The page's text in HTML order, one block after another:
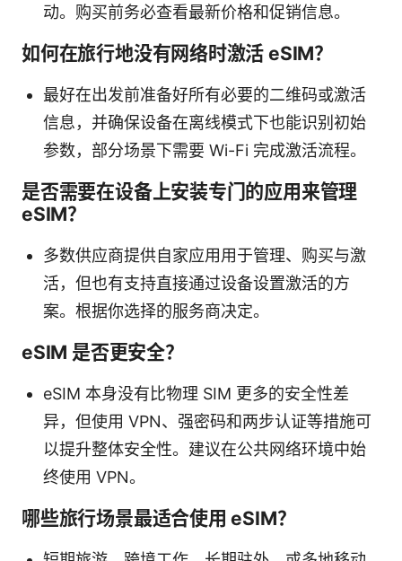
动。购买前务必查看最新价格和促销信息。
如何在旅行地没有网络时激活 eSIM？
最好在出发前准备好所有必要的二维码或激活
信息，并确保设备在离线模式下也能识别初始
参数，部分场景下需要 Wi-Fi 完成激活流程。
是否需要在设备上安装专门的应用来管理
eSIM？
多数供应商提供自家应用用于管理、购买与激
活，但也有支持直接通过设备设置激活的方
案。根据你选择的服务商决定。
eSIM 是否更安全？
eSIM 本身没有比物理 SIM 更多的安全性差
异，但使用 VPN、强密码和两步认证等措施可
以提升整体安全性。建议在公共网络环境中始
终使用 VPN。
哪些旅行场景最适合使用 eSIM？